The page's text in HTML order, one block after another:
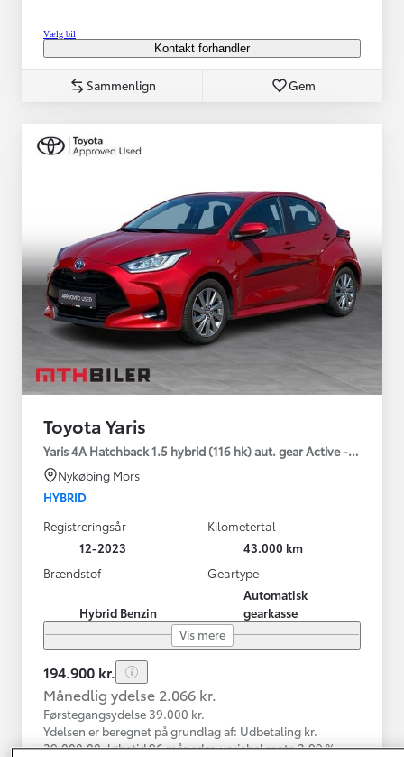
Vælg bil
Kontakt forhandler
Sammenlign Gem
Toyota Yaris
Yaris 4A Hatchback 1.5 hybrid (116 hk) aut. gear Active -
Nykøbing Mors
HYBRID
Registreringsår
12-2023
Kilometertal
43.000 km
Brændstof
Hybrid Benzin
Geartype
Automatisk
gearkasse
Vis mere
194.900 kr.
Månedlig ydelse 2.066 kr.
Førstegangsydelse 39.000 kr.
Ydelsen er beregnet på grundlag af: Udbetaling kr.
39.000,00, løbetid 96 måneder, variabel rente 3,99 %,